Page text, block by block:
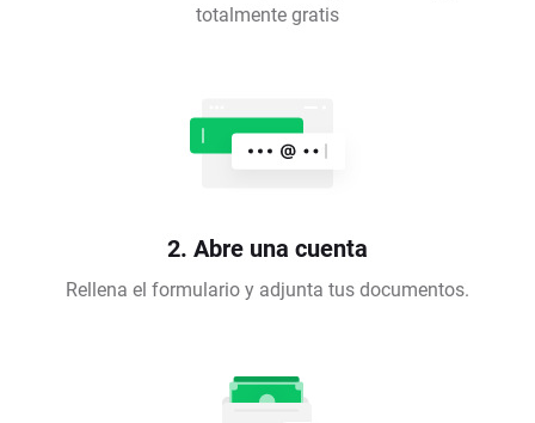
totalmente gratis
2. Abre una cuenta
Rellena el formulario y adjunta tus documentos.